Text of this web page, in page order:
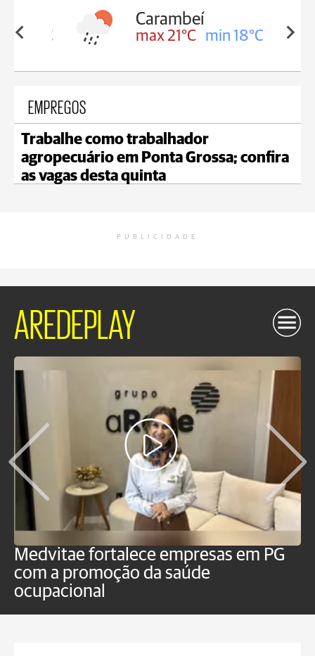
18°C
Carambeí
max 21°C min 18°C
EMPREGOS
Trabalhe como trabalhador
agropecuário em Ponta Grossa; confira
as vagas desta quinta
PUBLICIDADE
AREDEPLAY
Medvitae fortalece empresas em PG
com a promoção da saúde
ocupacional